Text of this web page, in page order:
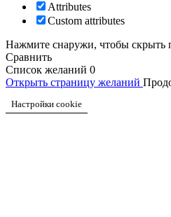
Attributes
Custom attributes
Нажмите снаружи, чтобы скрыть
Сравнить
Список желаний 0
Открыть страницу желаний
Настройки cookie